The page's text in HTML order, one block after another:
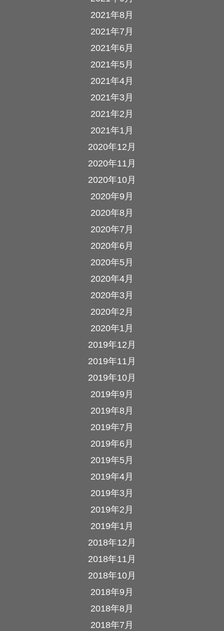
2021年8月
2021年7月
2021年6月
2021年5月
2021年4月
2021年3月
2021年2月
2021年1月
2020年12月
2020年11月
2020年10月
2020年9月
2020年8月
2020年7月
2020年6月
2020年5月
2020年4月
2020年3月
2020年2月
2020年1月
2019年12月
2019年11月
2019年10月
2019年9月
2019年8月
2019年7月
2019年6月
2019年5月
2019年4月
2019年3月
2019年2月
2019年1月
2018年12月
2018年11月
2018年10月
2018年9月
2018年8月
2018年7月